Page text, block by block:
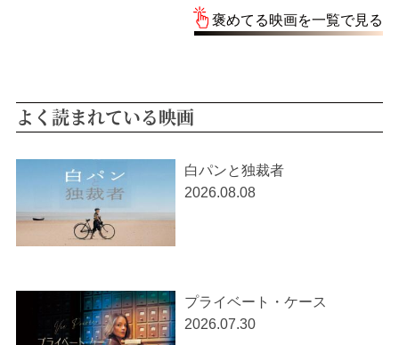
褒めてる映画を一覧で見る
よく読まれている映画
白パンと独裁者
2026.08.08
プライベート・ケース
2026.07.30